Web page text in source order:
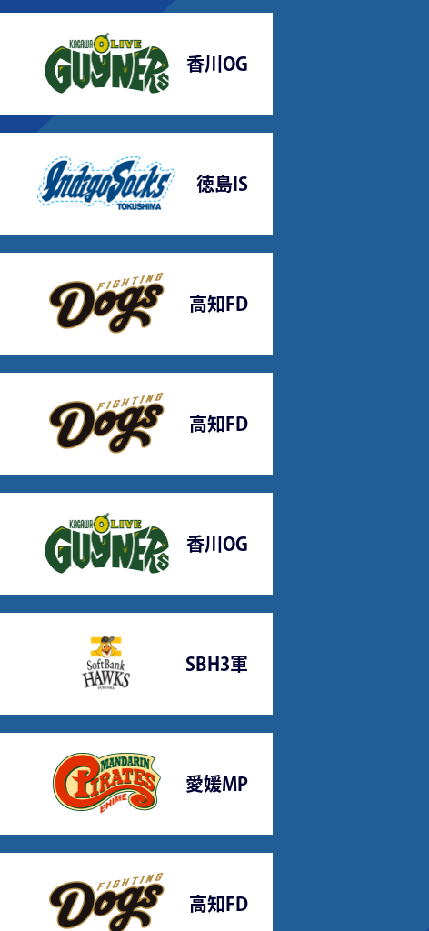
香川OG
徳島IS
高知FD
高知FD
香川OG
SBH3軍
愛媛MP
高知FD